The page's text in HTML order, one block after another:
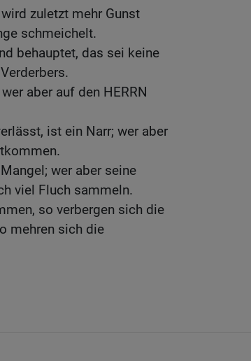
zuletzt mehr Gunst
schmeichelt.
behauptet, das sei keine
aber auf den HERRN
ist ein Narr; wer aber
wer aber seine
viel Fluch sammeln.
so verbergen sich die
mehren sich die